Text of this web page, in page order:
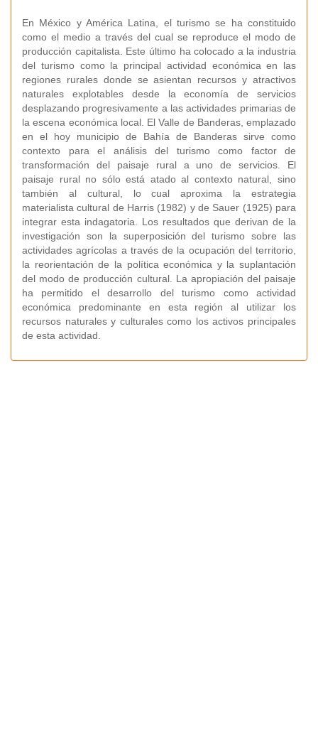
En México y América Latina, el turismo se ha constituido
como el medio a través del cual se reproduce el modo de
producción capitalista. Este último ha colocado a la industria
del turismo como la principal actividad económica en las
regiones rurales donde se asientan recursos y atractivos
naturales explotables desde la economía de servicios
desplazando progresivamente a las actividades primarias de
la escena económica local. El Valle de Banderas, emplazado
en el hoy municipio de Bahía de Banderas sirve como
contexto para el análisis del turismo como factor de
transformación del paisaje rural a uno de servicios. El
paisaje rural no sólo está atado al contexto natural, sino
también al cultural, lo cual aproxima la estrategia
materialista cultural de Harris (1982) y de Sauer (1925) para
integrar esta indagatoria. Los resultados que derivan de la
investigación son la superposición del turismo sobre las
actividades agrícolas a través de la ocupación del territorio,
la reorientación de la política económica y la suplantación
del modo de producción cultural. La apropiación del paisaje
ha permitido el desarrollo del turismo como actividad
económica predominante en esta región al utilizar los
recursos naturales y culturales como los activos principales
de esta actividad.